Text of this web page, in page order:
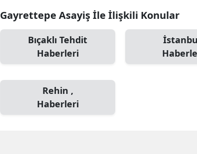
Gayrettepe Asayiş İle İlişkili Konular
Bıçaklı Tehdit
Haberleri
Rehin ,
Haberleri